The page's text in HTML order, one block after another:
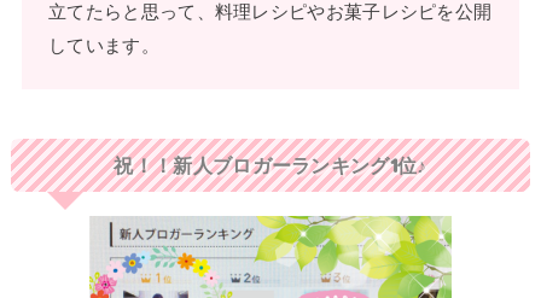
立てたらと思って、料理レシピやお菓子レシピを公開
しています。
祝！！新人ブロガーランキング1位♪